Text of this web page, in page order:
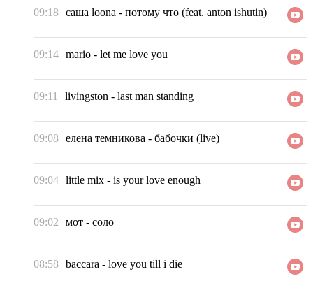
09:18 саша loona - потому что (feat. anton ishutin)
09:14 mario - let me love you
09:11 livingston - last man standing
09:08 елена темникова - бабочки (live)
09:04 little mix - is your love enough
09:02 мот - соло
08:58 baccara - love you till i die